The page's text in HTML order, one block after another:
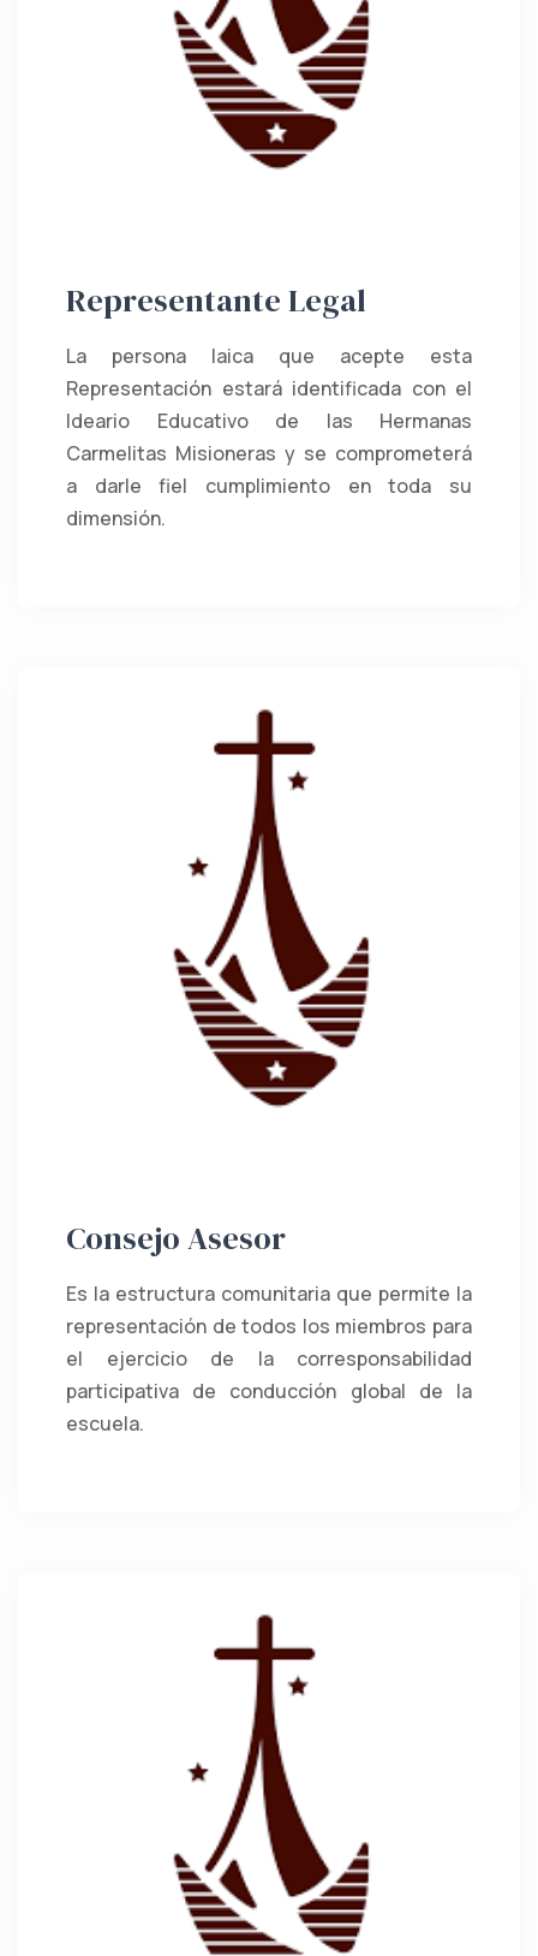
Representante Legal
La persona laica que acepte esta
Representación estará identificada con el
Ideario Educativo de las Hermanas
Carmelitas Misioneras y se comprometerá
a darle fiel cumplimiento en toda su
dimensión.
Consejo Asesor
Es la estructura comunitaria que permite la
representación de todos los miembros para
el ejercicio de la corresponsabilidad
participativa de conducción global de la
escuela.